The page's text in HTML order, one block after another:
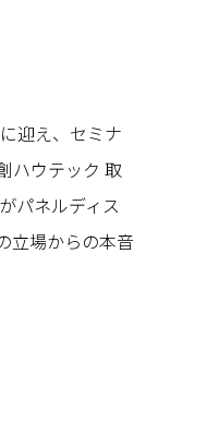
迎え、セミナ
ハウテック 取
パネルディス
立場からの本音